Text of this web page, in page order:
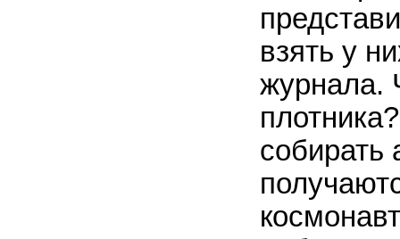
взять у
журнала.
собирать